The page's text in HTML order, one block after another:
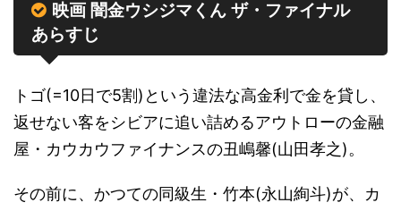
映画 闇金ウシジマくん ザ・ファイナル
あらすじ
トゴ(=10日で5割)という違法な高金利で金を貸し、
返せない客をシビアに追い詰めるアウトローの金融
屋・カウカウファイナンスの丑嶋馨(山田孝之)。
その前に、かつての同級生・竹本(永山絢斗)が、カ